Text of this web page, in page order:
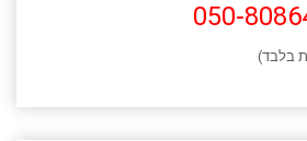
050-
בלבד)